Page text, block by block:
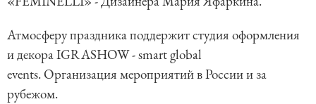
Атмосферу праздника поддержит студия оформления
и декора IGRASHOW - smart global
events. Организация мероприятий в России и за
рубежом.